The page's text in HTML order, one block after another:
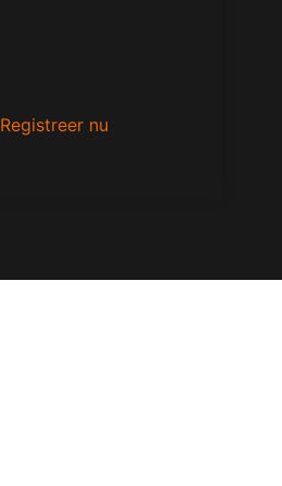
Registreer nu